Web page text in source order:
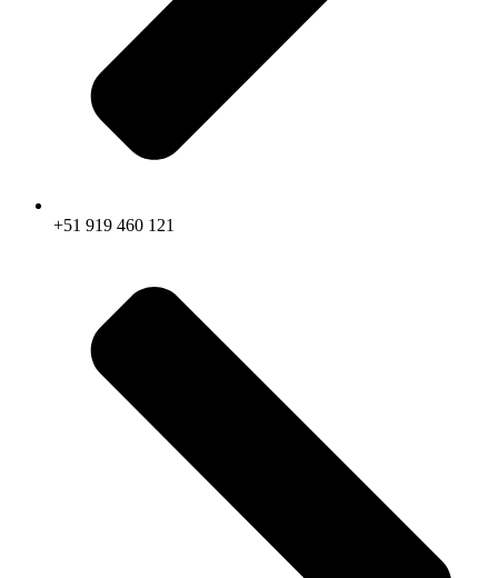
+51 919 460 121